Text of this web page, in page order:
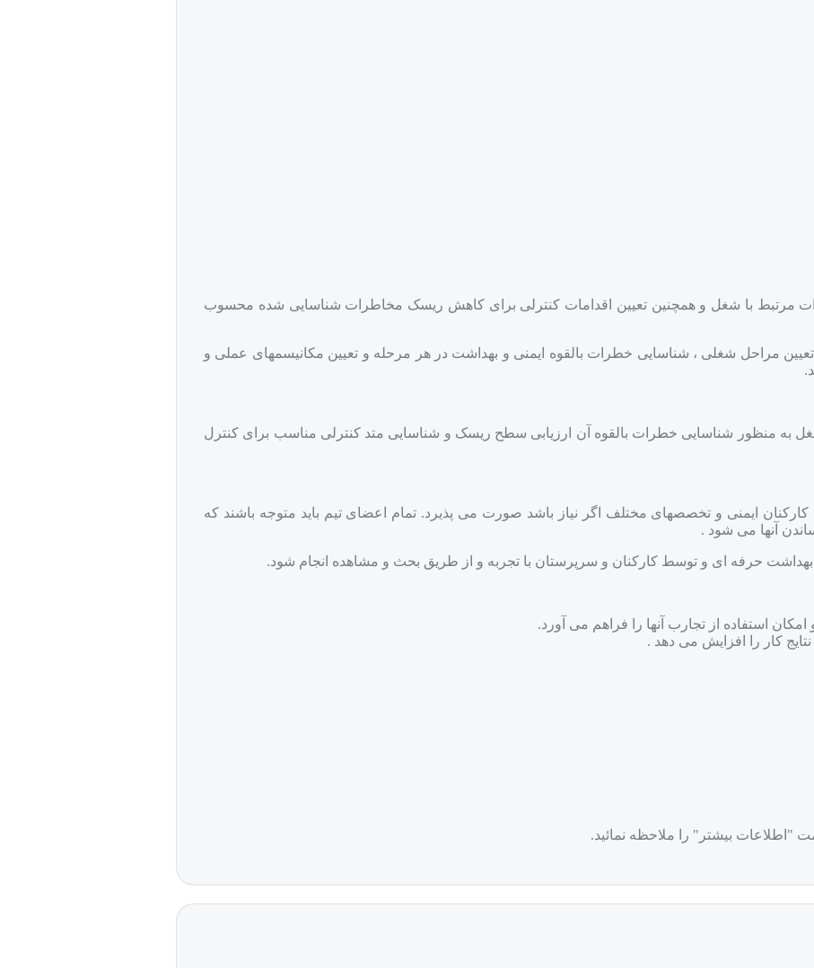
مرتبط با شغل و همچنین تعیین اقدامات کنترلی برای کاهش ریسک مخاطرات شناسایی شده محسوب
مراحل شغلی ، شناسایی خطرات بالقوه ایمنی و بهداشت در هر مرحله و تعیین مکانیسمهای عملی و
به منظور شناسایی خطرات بالقوه آن ارزیابی سطح ریسک و شناسایی متد کنترلی مناسب برای کنترل
ایمنی و تخصصهای مختلف اگر نیاز باشد صورت می پذیرد. تمام اعضای تیم باید متوجه باشند که
آنها می شود .
و بهداشت حرفه ای و توسط کارکنان و سرپرستان با تجربه و از طریق بحث و مشاهده انجام شود.
استفاده از تجارب آنها را فراهم می آورد.
کار را افزایش می دهد .
"اطلاعات بیشتر" را ملاحظه نمائید.